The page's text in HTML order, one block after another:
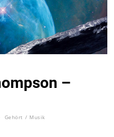
–
Gehört / Musik